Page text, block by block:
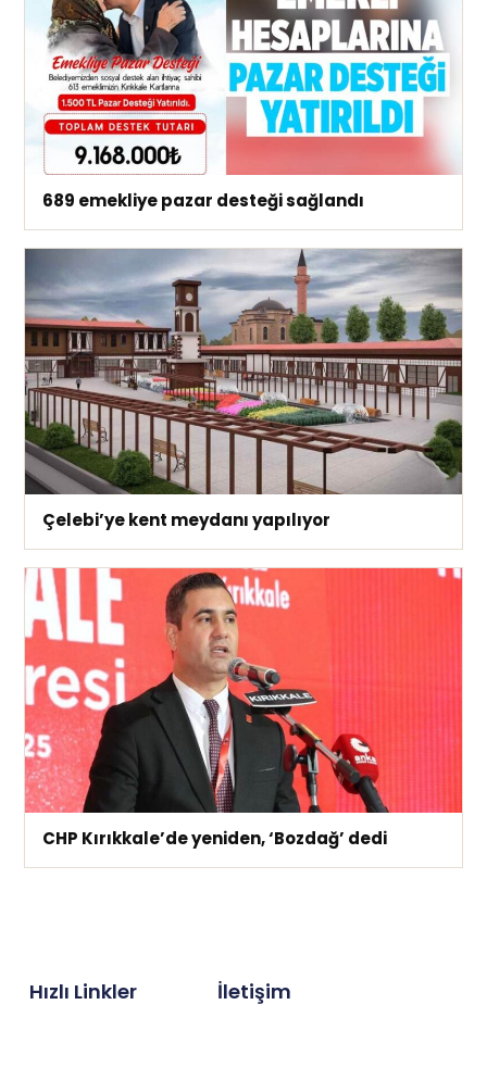
689 emekliye pazar desteği sağlandı
Çelebi’ye kent meydanı yapılıyor
CHP Kırıkkale’de yeniden, ‘Bozdağ’ dedi
Hızlı Linkler İletişim